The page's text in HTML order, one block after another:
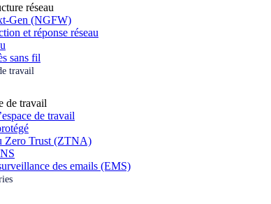
réseau
Gen (NGFW)
et réponse réseau
sans fil
travail
de travail
de travail
Zero Trust (ZTNA)
des emails (EMS)